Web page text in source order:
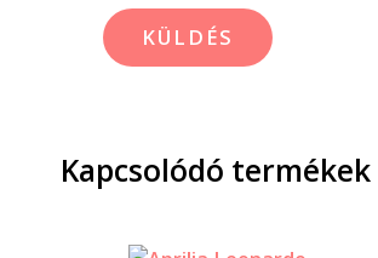
Kapcsolódó termékek